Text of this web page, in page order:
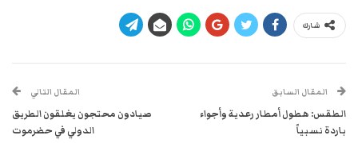
شارك
المقال السابق
الطقس: هطول أمطار رعدية وأجواء
باردة نسبياً
المقال التالي
صيادون محتجون يغلقون الطريق
الدولي في حضرموت